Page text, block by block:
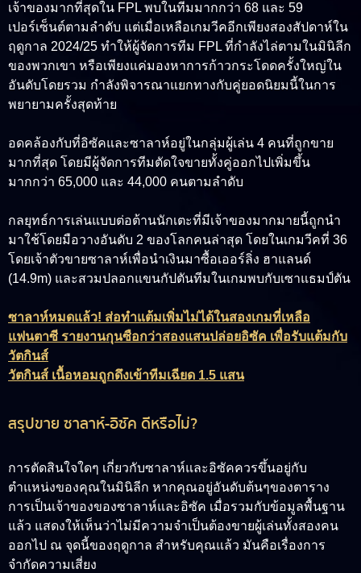
เจ้าของมากที่สุดใน FPL พบในทีมมากกว่า 68 และ 59
เปอร์เซ็นต์ตามลำดับ แต่เมื่อเหลือเกมวีคอีกเพียงสองสัปดาห์ใน
ฤดูกาล 2024/25 ทำให้ผู้จัดการทีม FPL ที่กำลังไล่ตามในมินิลีก
ของพวกเขา หรือเพียงแค่มองหาการก้าวกระโดดครั้งใหญ่ใน
อันดับโดยรวม กำลังพิจารณาแยกทางกับคู่ยอดนิยมนี้ในการ
พยายามครั้งสุดท้าย
อดคล้องกับที่อิซัคและซาลาห์อยู่ในกลุ่มผู้เล่น 4 คนที่ถูกขาย
มากที่สุด โดยมีผู้จัดการทีมตัดใจขายทั้งคู่ออกไปเพิ่มขึ้น
มากกว่า 65,000 และ 44,000 คนตามลำดับ
กลยุทธ์การเล่นแบบต่อต้านนักเตะที่มีเจ้าของมากมายนี้ถูกนำ
มาใช้โดยมือวางอันดับ 2 ของโลกคนล่าสุด โดยในเกมวีคที่ 36
โดยเจ้าตัวขายซาลาห์เพื่อนำเงินมาซื้อเออร์ลิ่ง ฮาแลนด์
(14.9m) และสวมปลอกแขนกัปตันทีมในเกมพบกับเซาแธมป์ตัน
ซาลาห์หมดแล้ว! ส่อทำแต้มเพิ่มไม่ได้ในสองเกมที่เหลือ
แฟนตาซี รายงานกุนซือกว่าสองแสนปล่อยอิซัค เพื่อรับแต้มกับ
วัตกินส์
วัตกินส์ เนื้อหอมถูกดึงเข้าทีมเฉียด 1.5 แสน
สรุปขาย ซาลาห์-อิซัค ดีหรือไม่?
การตัดสินใจใดๆ เกี่ยวกับซาลาห์และอิซัคควรขึ้นอยู่กับ
ตำแหน่งของคุณในมินิลีก หากคุณอยู่อันดับต้นๆของตาราง
การเป็นเจ้าของของซาลาห์และอิซัค เมื่อรวมกับข้อมูลพื้นฐาน
แล้ว แสดงให้เห็นว่าไม่มีความจำเป็นต้องขายผู้เล่นทั้งสองคน
ออกไป ณ จุดนี้ของฤดูกาล สำหรับคุณแล้ว มันคือเรื่องการ
จำกัดความเสี่ยง